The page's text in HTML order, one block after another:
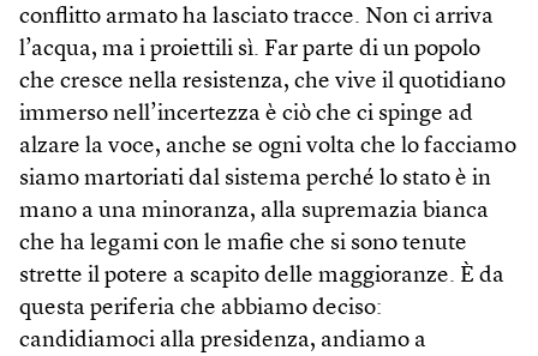
conflitto armato ha lasciato tracce. Non ci arriva
l’acqua, ma i proiettili sì. Far parte di un popolo
che cresce nella resistenza, che vive il quotidiano
immerso nell’incertezza è ciò che ci spinge ad
alzare la voce, anche se ogni volta che lo facciamo
siamo martoriati dal sistema perché lo stato è in
mano a una minoranza, alla supremazia bianca
che ha legami con le mafie che si sono tenute
strette il potere a scapito delle maggioranze. È da
questa periferia che abbiamo deciso:
candidiamoci alla presidenza, andiamo a